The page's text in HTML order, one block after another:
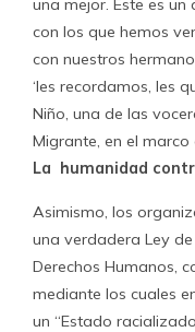
una mejor. Este es
con los que hemos
con nuestros
‘les recordamos, les
Niño, una de las
Migrante, en el
La​ humanidad
Asimismo, los
una verdadera Ley
Derechos Humanos,
mediante los cuales
un “Estado